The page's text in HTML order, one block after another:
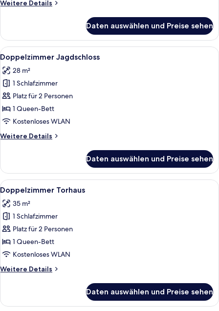
Weitere Details
Weitere
Suite
Spa-
Haus
Daten auswählen und Preise sehen
Alle
Fotos
für
Doppelzimmer
Jagdschloss
anzeigen
Ein geräumiges Schlafzimmer mit
3
Doppelzimmer Jagdschloss
28 m²
1 Schlafzimmer
Platz für 2 Personen
1 Queen-Bett
Kostenloses WLAN
Weitere Details
Weitere
Jagdschloss
Daten auswählen und Preise sehen
Alle
Fotos
für
Doppelzimmer
Torhaus
anzeigen
Ein Schlafzimmer mit Bett,
4
Doppelzimmer Torhaus
35 m²
1 Schlafzimmer
Platz für 2 Personen
1 Queen-Bett
Kostenloses WLAN
Weitere Details
Weitere
Torhaus
Daten auswählen und Preise sehen